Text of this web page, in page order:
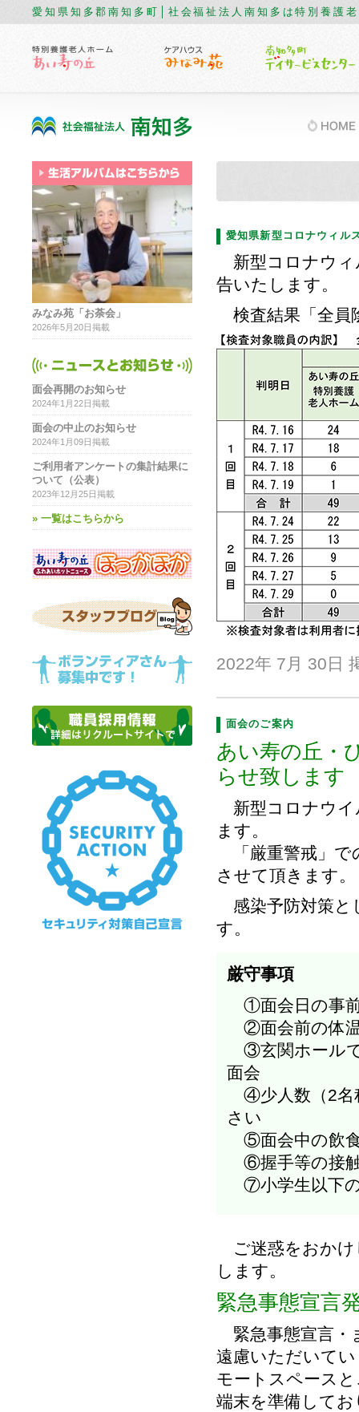
愛知県知多郡南知多町│社会福祉法人南知多は特別養護
愛知県新型コロナウィル
新型コロナウィ
告いたします。
検査結果「全員
2022年 7月 30日
面会のご案内
あい寿の丘・
らせ致します
新型コロナウイ
ます。
「厳重警戒」で
させて頂きます。
感染予防対策と
す。
厳守事項
①面会日の事前
②面会前の体温
③玄関ホール
面会
④少人数（2名
さい
⑤面会中の飲
⑥握手等の接
⑦小学生以下
ご迷惑をおかけ
します。
緊急事態宣言
緊急事態宣言・
遠慮いただいて
モートスペース
端末を準備して
みなみ苑「お荼会」
2026年5月20日掲載
面会再開のお知らせ
2024年1月22日掲載
面会の中止のお知らせ
2024年1月09日掲載
ご利用者アンケートの集計結果に
ついて（公表）
2023年12月25日掲載
» 一覧はこちらから